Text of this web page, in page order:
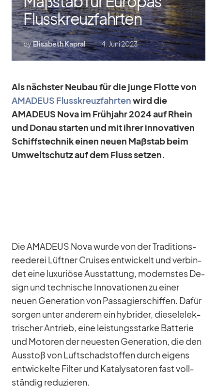
Flusskreuzfahrten
byElisabeth Kapral 4. Juni 2023
Als nächs­ter Neu­bau für die junge Flotte von
AMADEUS Fluss­kreuz­fahr­tenwird die
AMADEUS Nova im Früh­jahr 2024 auf Rhein
und Do­nau star­ten und mit ih­rer in­no­va­ti­ven
Schiffs­tech­nik ei­nen neuen Maß­stab beim
Um­welt­schutz auf dem Fluss set­zen.
Die AMADEUS Nova wurde von der Tra­di­ti­ons­
ree­de­rei Lüft­ner Crui­ses ent­wi­ckelt und ver­bin­
det eine lu­xu­riöse Aus­stat­tung, mo­derns­tes De­
sign und tech­ni­sche In­no­va­tio­nen zu ei­ner
neuen Ge­ne­ra­tion von Pas­sa­gier­schif­fen. Da­für
sor­gen un­ter an­de­rem ein hy­bri­der, die­sel­elek­
tri­scher An­trieb, eine leis­tungs­starke Bat­te­rie
und Mo­to­ren der neu­es­ten Ge­ne­ra­tion, die den
Aus­stoß von Luft­schad­stof­fen durch ei­gens
ent­wi­ckelte Fil­ter und Ka­ta­ly­sa­to­ren fast voll­
stän­dig re­du­zie­ren.